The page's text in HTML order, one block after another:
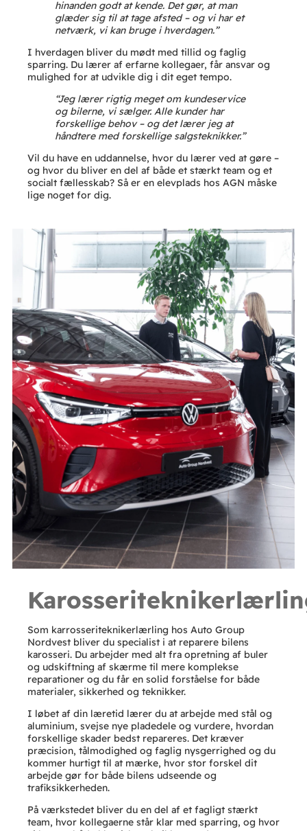
hinanden godt at kende. Det gør, at man
glæder sig til at tage afsted – og vi har et
netværk, vi kan bruge i hverdagen.”
I hverdagen bliver du mødt med tillid og faglig
sparring. Du lærer af erfarne kollegaer, får ansvar og
mulighed for at udvikle dig i dit eget tempo.
“Jeg lærer rigtig meget om kundeservice
og bilerne, vi sælger. Alle kunder har
forskellige behov – og det lærer jeg at
håndtere med forskellige salgsteknikker.”
Vil du have en uddannelse, hvor du lærer ved at gøre –
og hvor du bliver en del af både et stærkt team og et
socialt fællesskab? Så er en elevplads hos AGN måske
lige noget for dig.
Som karrosseriteknikerlærling hos Auto Group
Nordvest bliver du specialist i at reparere bilens
karosseri. Du arbejder med alt fra opretning af buler
og udskiftning af skærme til mere komplekse
reparationer og du får en solid forståelse for både
materialer, sikkerhed og teknikker.
I løbet af din læretid lærer du at arbejde med stål og
aluminium, svejse nye pladedele og vurdere, hvordan
forskellige skader bedst repareres. Det kræver
præcision, tålmodighed og faglig nysgerrighed og du
kommer hurtigt til at mærke, hvor stor forskel dit
arbejde gør for både bilens udseende og
trafiksikkerheden.
På værkstedet bliver du en del af et fagligt stærkt
team, hvor kollegaerne står klar med sparring, og hvor